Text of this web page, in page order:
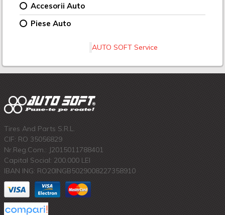
Accesorii Auto
Piese Auto
AUTO SOFT Service
Tires And Parts S.R.L.
CIF: RO 35056829
Nr.Reg.Com.: J2015011788401
Capital Social: 200.000 LEI
IBAN ING: RO20INGB5029008227358910